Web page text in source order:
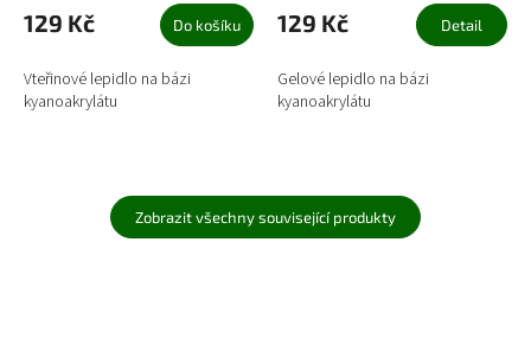
129 Kč Do košíku
Vteřinové lepidlo na bázi
kyanoakrylátu
129 Kč Detail
Gelové lepidlo na bázi
kyanoakrylátu
Zobrazit všechny související produkty